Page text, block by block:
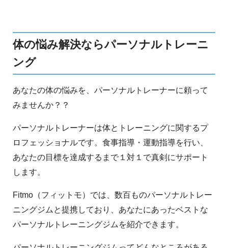
体の悩み解決ならパーソナルトレーニ
ング
あなたの体の悩みを、パーソナルトレーナーに頼って
みませんか？？
パーソナルトレーナーは体とトレーニングに関するプ
ロフェッショナルです。食事指導・運動指導を行い、
あなたの目標を達成するまで１対１で真剣にサポート
します。
Fitmo（フィットモ）では、数百ものパーソナルトレー
ニングジムと提携しており、あなたにあったベストな
パーソナルトレーニングジムを紹介できます。